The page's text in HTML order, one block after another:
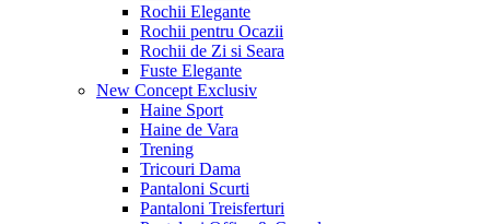
Rochii Elegante
Rochii pentru Ocazii
Rochii de Zi si Seara
Fuste Elegante
New Concept Exclusiv
Haine Sport
Haine de Vara
Trening
Tricouri Dama
Pantaloni Scurti
Pantaloni Treisferturi